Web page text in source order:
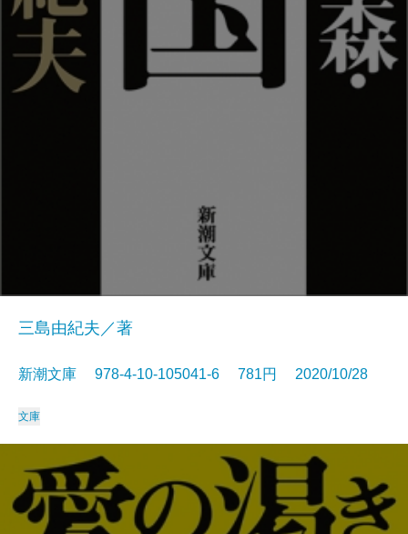
三島由紀夫／著
新潮文庫 978-4-10-105041-6 781円 2020/10/28
文庫